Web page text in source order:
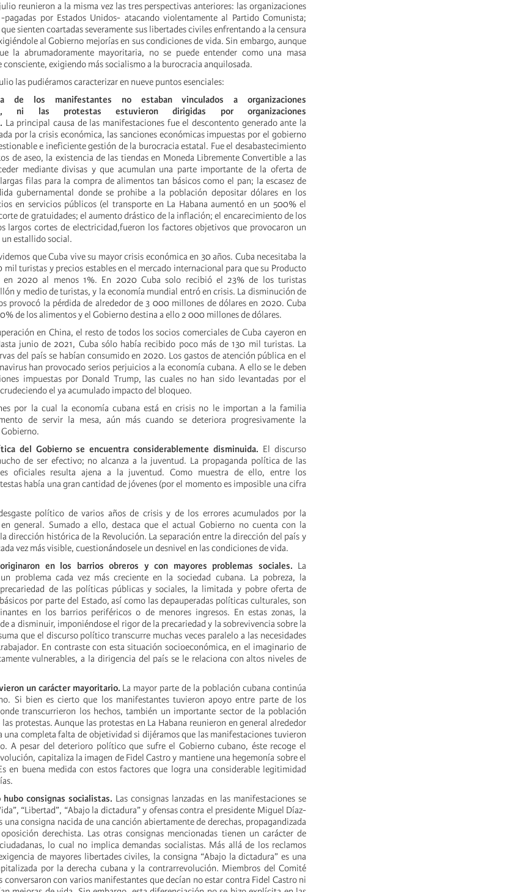
reunieron a la misma vez las tres perspectivas anteriores: las organizaciones
pagadas por Estados Unidos- atacando violentamente al Partido Comunista;
sienten coartadas severamente sus libertades civiles enfrentando a la censura
al Gobierno mejorías en sus condiciones de vida. Sin embargo, aunque
la abrumadoramente mayoritaria, no se puede entender como una masa
exigiendo más socialismo a la burocracia anquilosada.
las pudiéramos caracterizar en nueve puntos esenciales:
de los manifestantes no estaban vinculados a organizaciones
ni las protestas estuvieron dirigidas por organizaciones
La principal causa de las manifestaciones fue el descontento generado ante la
por la crisis económica, las sanciones económicas impuestas por el gobierno
e ineficiente gestión de la burocracia estatal. Fue el desabastecimiento
de aseo, la existencia de las tiendas en Moneda Libremente Convertible a las
mediante divisas y que acumulan una parte importante de la oferta de
filas para la compra de alimentos tan básicos como el pan; la escasez de
gubernamental donde se prohibe a la población depositar dólares en los
en servicios públicos (el transporte en La Habana aumentó en un 500% el
de gratuidades; el aumento drástico de la inflación; el encarecimiento de los
largos cortes de electricidad,fueron los factores objetivos que provocaron un
estallido social.
que Cuba vive su mayor crisis económica en 30 años. Cuba necesitaba la
turistas y precios estables en el mercado internacional para que su Producto
en 2020 al menos 1%. En 2020 Cuba solo recibió el 23% de los turistas
y medio de turistas, y la economía mundial entró en crisis. La disminución de
provocó la pérdida de alrededor de 3 000 millones de dólares en 2020. Cuba
de los alimentos y el Gobierno destina a ello 2 000 millones de dólares.
en China, el resto de todos los socios comerciales de Cuba cayeron en
junio de 2021, Cuba sólo había recibido poco más de 130 mil turistas. La
del país se habían consumido en 2020. Los gastos de atención pública en el
han provocado serios perjuicios a la economía cubana. A ello se le deben
impuestas por Donald Trump, las cuales no han sido levantadas por el
el ya acumulado impacto del bloqueo.
por la cual la economía cubana está en crisis no le importan a la familia
de servir la mesa, aún más cuando se deteriora progresivamente la
del Gobierno se encuentra considerablemente disminuida. El discurso
de ser efectivo; no alcanza a la juventud. La propaganda política de las
oficiales resulta ajena a la juventud. Como muestra de ello, entre los
había una gran cantidad de jóvenes (por el momento es imposible una cifra
político de varios años de crisis y de los errores acumulados por la
general. Sumado a ello, destaca que el actual Gobierno no cuenta con la
dirección histórica de la Revolución. La separación entre la dirección del país y
vez más visible, cuestionándosele un desnivel en las condiciones de vida.
en los barrios obreros y con mayores problemas sociales. La
problema cada vez más creciente en la sociedad cubana. La pobreza, la
de las políticas públicas y sociales, la limitada y pobre oferta de
por parte del Estado, así como las depauperadas políticas culturales, son
en los barrios periféricos o de menores ingresos. En estas zonas, la
a disminuir, imponiéndose el rigor de la precariedad y la sobrevivencia sobre la
que el discurso político transcurre muchas veces paralelo a las necesidades
En contraste con esta situación socioeconómica, en el imaginario de
vulnerables, a la dirigencia del país se le relaciona con altos niveles de
un carácter mayoritario. La mayor parte de la población cubana continúa
Si bien es cierto que los manifestantes tuvieron apoyo entre parte de los
transcurrieron los hechos, también un importante sector de la población
las protestas. Aunque las protestas en La Habana reunieron en general alrededor
una completa falta de objetividad si dijéramos que las manifestaciones tuvieron
A pesar del deterioro político que sufre el Gobierno cubano, éste recoge el
capitaliza la imagen de Fidel Castro y mantiene una hegemonía sobre el
en buena medida con estos factores que logra una considerable legitimidad
consignas socialistas. Las consignas lanzadas en las manifestaciones se
“Libertad”, “Abajo la dictadura” y ofensas contra el presidente Miguel Díaz-
una consigna nacida de una canción abiertamente de derechas, propagandizada
derechista. Las otras consignas mencionadas tienen un carácter de
lo cual no implica demandas socialistas. Más allá de los reclamos
de mayores libertades civiles, la consigna “Abajo la dictadura” es una
por la derecha cubana y la contrarrevolución. Miembros del Comité
conversaron con varios manifestantes que decían no estar contra Fidel Castro ni